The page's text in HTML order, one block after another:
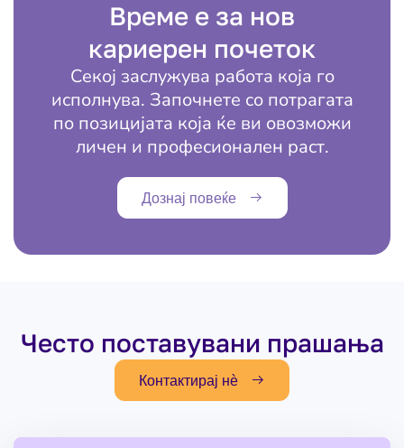
Време е за нов
кариерен почеток
Секој заслужува работа која го
исполнува. Започнете со потрагата
по позицијата која ќе ви овозможи
личен и професионален раст.
Дознај повеќе
Често поставувани прашања
Контактирај нѐ